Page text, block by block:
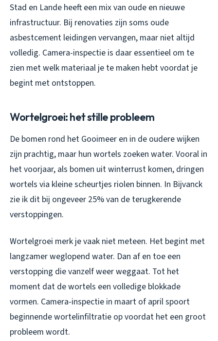
Stad en Lande heeft een mix van oude en nieuwe
infrastructuur. Bij renovaties zijn soms oude
asbestcement leidingen vervangen, maar niet altijd
volledig. Camera-inspectie is daar essentieel om te
zien met welk materiaal je te maken hebt voordat je
begint met ontstoppen.
Wortelgroei: het stille probleem
De bomen rond het Gooimeer en in de oudere wijken
zijn prachtig, maar hun wortels zoeken water. Vooral in
het voorjaar, als bomen uit winterrust komen, dringen
wortels via kleine scheurtjes riolen binnen. In Bijvanck
zie ik dit bij ongeveer 25% van de terugkerende
verstoppingen.
Wortelgroei merk je vaak niet meteen. Het begint met
langzamer weglopend water. Dan af en toe een
verstopping die vanzelf weer weggaat. Tot het
moment dat de wortels een volledige blokkade
vormen. Camera-inspectie in maart of april spoort
beginnende wortelinfiltratie op voordat het een groot
probleem wordt.